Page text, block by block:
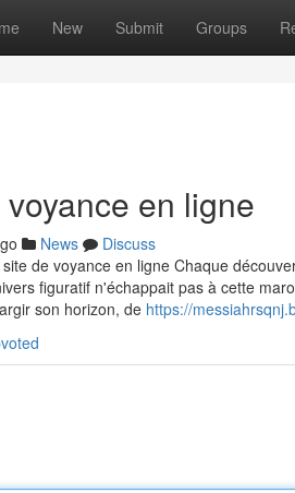
New Submit Groups
en ligne
News
Discuss
de voyance en ligne Chaque
figuratif n'échappait pas à cette
son horizon, de https://